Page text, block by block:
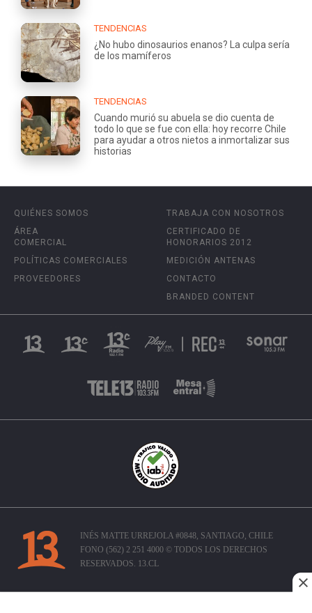
TENDENCIAS
¿No hubo dinosaurios enanos? La culpa sería
de los mamíferos
TENDENCIAS
Cuando murió su abuela se dio cuenta de
todo lo que se fue con ella: hoy recorre Chile
para ayudar a otros nietos a inmortalizar sus
historias
QUIÉNES SOMOS
ÁREA
COMERCIAL
POLÍTICAS COMERCIALES
PROVEEDORES
TRABAJA CON NOSOTROS
CERTIFICADO DE
HONORARIOS 2012
MEDICIÓN ANTENAS
CONTACTO
BRANDED CONTENT
INÉS MATTE URREJOLA #0848, SANTIAGO, CHILE
FONO (562) 2 251 4000 © TODOS LOS DERECHOS
RESERVADOS. 13.CL